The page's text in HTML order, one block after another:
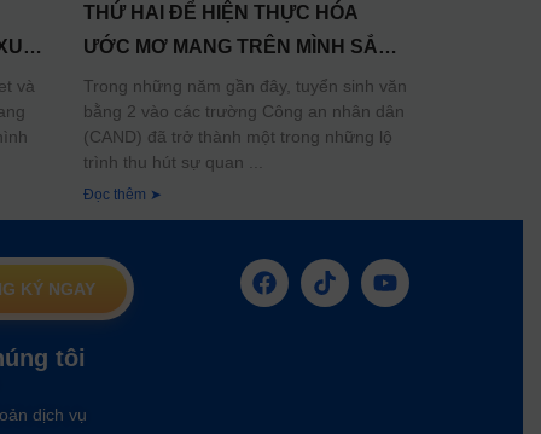
và
THỨ HAI ĐỂ HIỆN THỰC HÓA
ƯỚC MƠ MANG TRÊN MÌNH SẮC
PHỤC
Trong những năm gần đây, tuyển sinh văn
bằng 2 vào các trường Công an nhân dân
(CAND) đã trở thành một trong những lộ
trình thu hút sự quan
Đọc thêm ➤
KÝ NGAY
tôi
dịch vụ